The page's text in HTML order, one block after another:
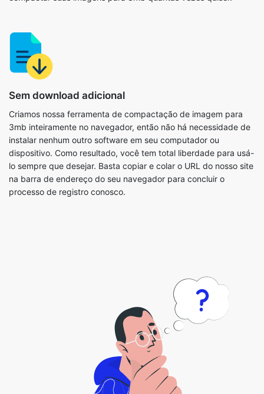
Sem download adicional
Criamos nossa ferramenta de compactação de imagem para
3mb inteiramente no navegador, então não há necessidade de
instalar nenhum outro software em seu computador ou
lo sempre que desejar. Basta copiar e colar o URL do nosso site
na barra de endereço do seu navegador para concluir o
processo de registro conosco.